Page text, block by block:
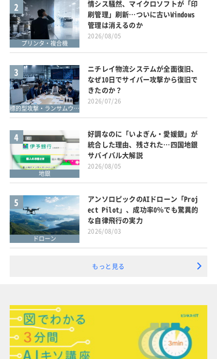
2
プリンタ・複合機
情シス騒然、マイクロソフトが「印
刷管理」刷新…ついに古いWindows
管理は消えるのか
2026/08/05
3
標的型攻撃・ランサムウェア対策
ニチレイ物流システムが全面復旧、
なぜ10日でサイバー攻撃から復旧で
きたのか？
2026/07/26
4
地銀
好調なのに「いよぎん・愛媛銀」が
統合した理由、残された…四国地銀
サバイバル大解説
2026/08/05
5
ドローン
アンソロピックのAIドローン「Proj
ect Pilot」、成功率0％でも驚異的
な自律飛行の実力
2026/08/03
もっと見る